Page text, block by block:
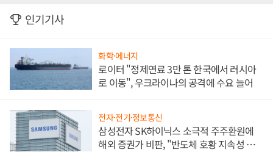
인기기사
화학·에너지
로이터 "정제연료 3만 톤 한국에서 러시아
로 이동", 우크라이나의 공격에 수요 늘어
전자·전기·정보통신
삼성전자 SK하이닉스 소극적 주주환원에
해외 증권가 비판, "반도체 호황 지속성 의